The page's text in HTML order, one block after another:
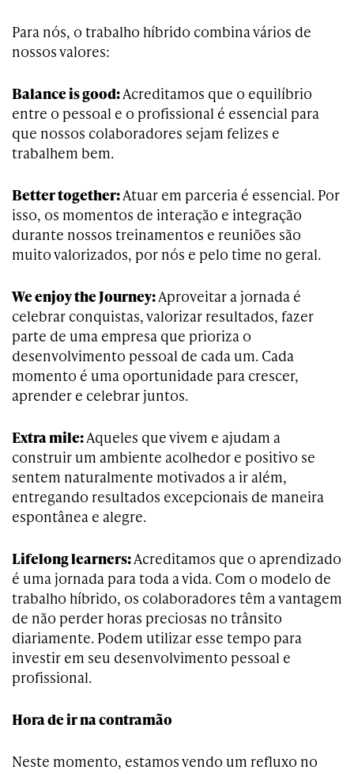
Para nós, o trabalho híbrido combina vários de
nossos valores:
Balance is good:Acreditamos que o equilíbrio
entre o pessoal e o profissional é essencial para
que nossos colaboradores sejam felizes e
trabalhem bem.
Better together:Atuar em parceria é essencial. Por
isso, os momentos de interação e integração
durante nossos treinamentos e reuniões são
muito valorizados, por nós e pelo time no geral.
We enjoy the Journey:Aproveitar a jornada é
celebrar conquistas, valorizar resultados, fazer
parte de uma empresa que prioriza o
desenvolvimento pessoal de cada um. Cada
momento é uma oportunidade para crescer,
aprender e celebrar juntos.
Extra mile:Aqueles que vivem e ajudam a
construir um ambiente acolhedor e positivo se
sentem naturalmente motivados a ir além,
entregando resultados excepcionais de maneira
espontânea e alegre.
Lifelong learners:Acreditamos que o aprendizado
é uma jornada para toda a vida. Com o modelo de
trabalho híbrido, os colaboradores têm a vantagem
de não perder horas preciosas no trânsito
diariamente. Podem utilizar esse tempo para
investir em seu desenvolvimento pessoal e
profissional.
Hora de ir na contramão
Neste momento, estamos vendo um refluxo no